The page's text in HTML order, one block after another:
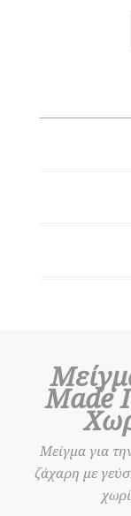
Made
Mείγμα για
ζάχαρη με